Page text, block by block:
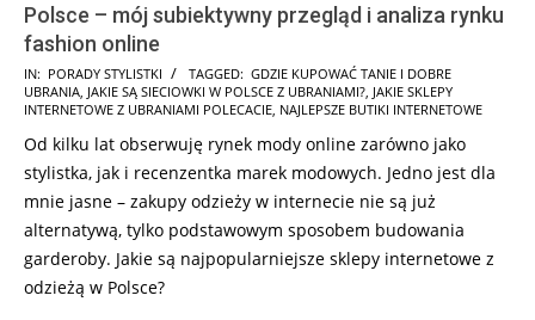
Polsce – mój subiektywny przegląd i analiza rynku
fashion online
2026-
05-
IN: PORADY STYLISTKI TAGGED: GDZIE KUPOWAĆ TANIE I DOBRE
UBRANIA JAKIE SĄ SIECIOWKI W POLSCE Z UBRANIAMI? JAKIE SKLEPY
INTERNETOWE Z UBRANIAMI POLECACIE NAJLEPSZE BUTIKI INTERNETOWE
Od kilku lat obserwuję rynek mody online zarówno jako
stylistka, jak i recenzentka marek modowych. Jedno jest dla
mnie jasne – zakupy odzieży w internecie nie są już
alternatywą, tylko podstawowym sposobem budowania
garderoby. Jakie są najpopularniejsze sklepy internetowe z
odzieżą w Polsce?